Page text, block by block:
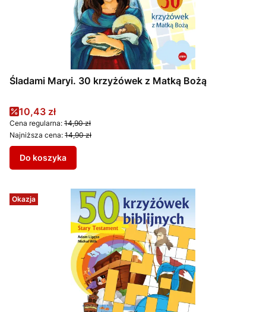
Śladami Maryi. 30 krzyżówek z Matką Bożą
Cena promocyjna
10,43 zł
Cena regularna: 14,90 zł
Najniższa cena: 14,90 zł
Do koszyka
Okazja